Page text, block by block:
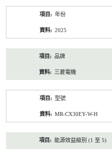
年份
2025
品牌
三菱電機
型號
MR-CX30EY-W-H
能源效益級別 (1 至 5)